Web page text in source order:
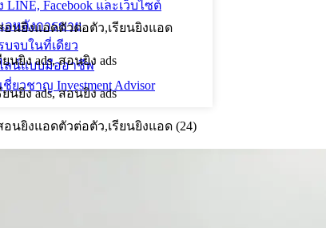
Facebook และเว็บไซต์
ลหลังการขาย
บจบในที่เดียว
ไลน์แบบมืออาชีพ
วชาญ Investment Advisor